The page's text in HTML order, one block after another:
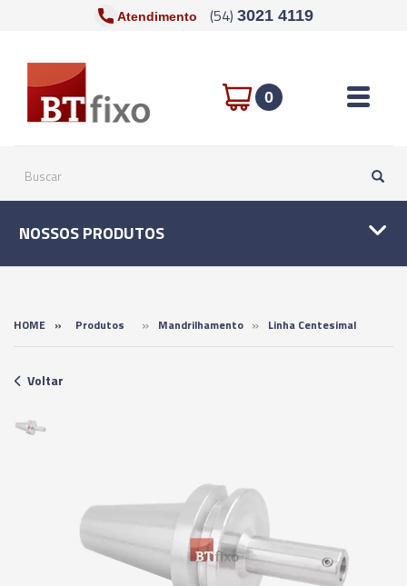
Atendimento (54) 3021 4119
0 Toggle
NOSSOS PRODUTOS
HOME » Produtos » Mandrilhamento » Linha Centesimal
Voltar